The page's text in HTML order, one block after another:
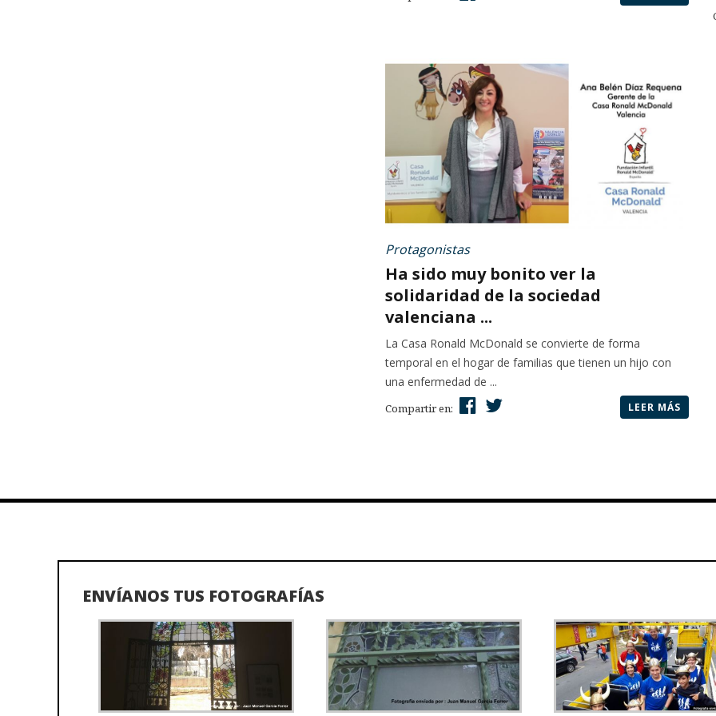
Protagonistas
Ha sido muy bonito ver la
solidaridad de la sociedad
valenciana ...
La Casa Ronald McDonald se convierte de forma
temporal en el hogar de familias que tienen un hijo con
una enfermedad de ...
Compartir en: LEER MÁS
ENVÍANOS TUS FOTOGRAFÍAS